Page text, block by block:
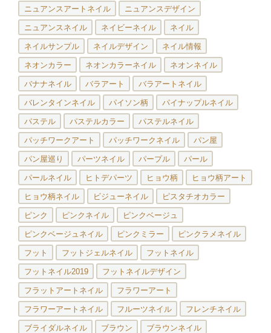
ニュアンスアートネイル ニュアンスデザイン
ニュアンスネイル ネイビーネイル ネイル
ネイルサンプル ネイルデザイン ネイル情報
ネオンカラー ネオンカラーネイル ネオンネイル
バナナネイル バラアート バラアートネイル
バレンタインネイル パイソン柄 パイナップルネイル
パステル パステルカラー パステルネイル
パッチワークアート パッチワークネイル パン屋
パン屋巡り パーツネイル パープル パール
パールネイル ヒトデパーツ ヒョウ柄 ヒョウ柄アート
ヒョウ柄ネイル ビジューネイル ピスタチオカラー
ピンク ピンクネイル ピンクベージュ
ピンクベージュネイル ピンクミラー ピンクラメネイル
フット フットジェルネイル フットネイル
フットネイル2019 フットネイルデザイン
フラットアートネイル フラワーアート
フラワーアートネイル フルーツネイル フレンチネイル
ブライダルネイル ブラウン ブラウンネイル